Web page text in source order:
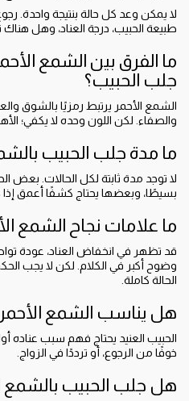
لا يمكن وعد كل حالة بنتيجة واحدة.
طبيعة الحبيب، درجة العناد، وهل
ما الفرق بين الشمع
جلب الحبيب؟
الشمع الأحمر يرتبط رمزيًا بالشوق
والصفاء. لكن اللون وحده لا يكفي؛
ما مدة جلب الحبيب
لا توجد مدة ثابتة لكل الحالات. بعض
بسيطًا، وبعضها يحتاج كشفًا أعمق إذا
ما علامات نجاح الشمع
قد تظهر في انخفاض العناد، عودة
وضوح أكبر في الكلام. لكن لا يجب
الحالة كاملة.
هل يناسب الشمع الأحمر
الحبيب العنيد يحتاج فهم سبب عناده
خوفًا من الرجوع، أو ترددًا في الزواج.
هل جلب الحبيب بالشمع